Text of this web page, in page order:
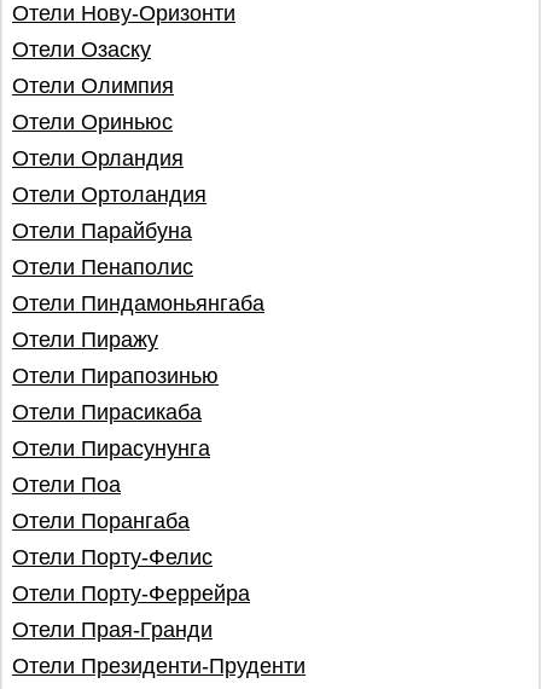
Отели Нову-Оризонти
Отели Озаску
Отели Олимпия
Отели Ориньюс
Отели Орландия
Отели Ортоландия
Отели Парайбуна
Отели Пенаполис
Отели Пиндамоньянгаба
Отели Пиражу
Отели Пирапозинью
Отели Пирасикаба
Отели Пирасунунга
Отели Поа
Отели Порангаба
Отели Порту-Фелис
Отели Порту-Феррейра
Отели Прая-Гранди
Отели Президенти-Пруденти